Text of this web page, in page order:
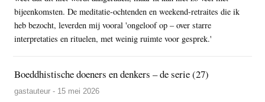
bijeenkomsten. De meditatie-ochtenden en weekend-retraites die ik
heb bezocht, leverden mij vooral 'ongeloof op – over starre
interpretaties en rituelen, met weinig ruimte voor gesprek.'
Boeddhistische doeners en denkers – de serie (27)
gastauteur - 15 mei 2026